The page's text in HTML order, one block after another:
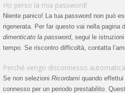
Ho perso la mia password!
Niente panico! La tua password non può
rigenerata. Per far questo vai nella pagina
dimenticato la password, segui le
tempo. Se riscontro difficoltà, contatta
Perché vengo disconnesso
Se non selezioni Ricordami quando
connesso per un periodo prestabilito.